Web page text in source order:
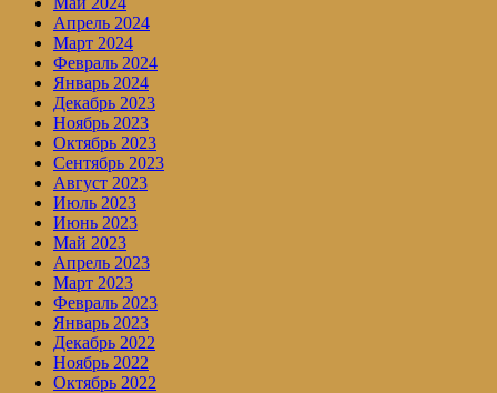
Апрель 2024
Март 2024
Февраль 2024
Январь 2024
Декабрь 2023
Ноябрь 2023
Октябрь 2023
Сентябрь 2023
Август 2023
Июль 2023
Июнь 2023
Май 2023
Апрель 2023
Март 2023
Февраль 2023
Январь 2023
Декабрь 2022
Ноябрь 2022
Октябрь 2022